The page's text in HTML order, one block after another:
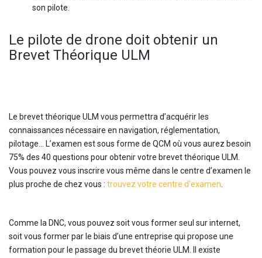
son pilote.
Le pilote de drone doit obtenir un
Brevet Théorique ULM
Le brevet théorique ULM vous permettra d’acquérir les
connaissances nécessaire en navigation, réglementation,
pilotage… L’examen est sous forme de QCM où vous aurez besoin
75% des 40 questions pour obtenir votre brevet théorique ULM.
Vous pouvez vous inscrire vous même dans le centre d’examen le
plus proche de chez vous : trouvez votre centre d’examen.
Comme la DNC, vous pouvez soit vous former seul sur internet,
soit vous former par le biais d’une entreprise qui propose une
formation pour le passage du brevet théorie ULM. Il existe